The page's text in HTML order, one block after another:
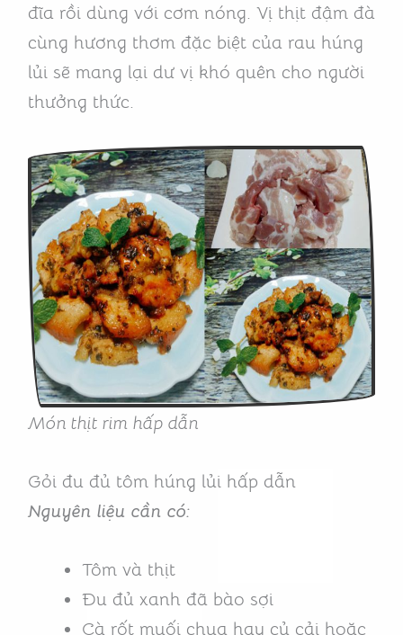
đĩa rồi dùng với cơm nóng. Vị thịt đậm đà
cùng hương thơm đặc biệt của rau húng
lủi sẽ mang lại dư vị khó quên cho người
thưởng thức.
Món thịt rim hấp dẫn
Gỏi đu đủ tôm húng lủi hấp dẫn
Nguyên liệu cần có:
Tôm và thịt
Đu đủ xanh đã bào sợi
Cà rốt muối chua hay củ cải hoặc